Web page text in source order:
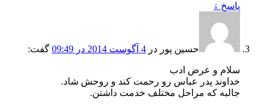
پاسخ ↓
حسین پور در 4 آگوست 2014 در 09:49 گفت:
سلام و عرض ادب
خداوند پدر عباس رو رحمت کند و روحش شاد.
جالبه که مراحل مختلف خدمت داشتن.